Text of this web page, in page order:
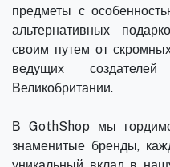
предметы с
альтернативных
своим путем от
ведущих
Великобритании.
В GothShop мы
знаменитые бренды,